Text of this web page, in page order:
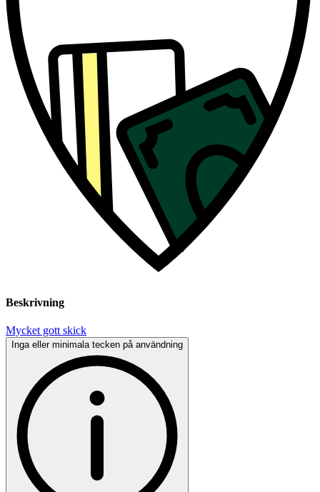
Beskrivning
Mycket gott skick
Inga eller minimala tecken på användning